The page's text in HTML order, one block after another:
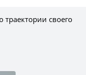
своего